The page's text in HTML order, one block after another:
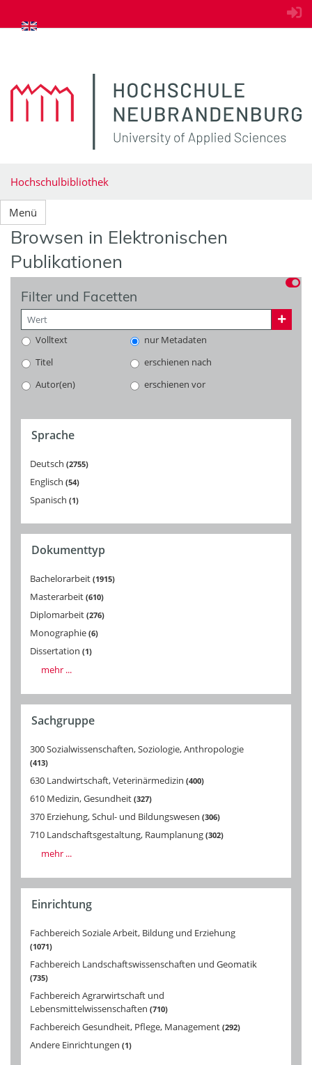
zum Inhalt springen
Hochschulbibliothek
Menü
Browsen in Elektronischen
Publikationen
Filter und Facetten
Volltext
nur Metadaten
Titel
erschienen nach
Autor(en)
erschienen vor
Sprache
Deutsch 2755
Englisch 54
Spanisch 1
Dokumenttyp
Bachelorarbeit 1915
Masterarbeit 610
Diplomarbeit 276
Monographie 6
Dissertation 1
mehr ...
Sachgruppe
300 Sozialwissenschaften, Soziologie, Anthropologie
413
630 Landwirtschaft, Veterinärmedizin 400
610 Medizin, Gesundheit 327
370 Erziehung, Schul- und Bildungswesen 306
710 Landschaftsgestaltung, Raumplanung 302
mehr ...
Einrichtung
Fachbereich Soziale Arbeit, Bildung und Erziehung
1071
Fachbereich Landschaftswissenschaften und Geomatik
735
Fachbereich Agrarwirtschaft und
Lebensmittelwissenschaften 710
Fachbereich Gesundheit, Pflege, Management 292
Andere Einrichtungen 1